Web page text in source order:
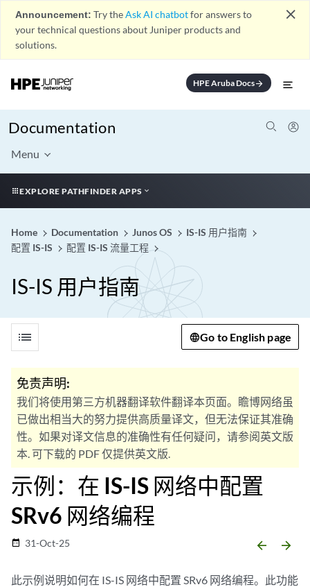
Announcement: Try theAsk AI chatbotfor answers to
your technical questions about Juniper products and
solutions.
close
HPE Aruba Docsarrow_forward
Documentation
Menu
EXPLORE PATHFINDER APPS
Home Documentation Junos OS
IS-IS 用户指南
配置 IS-IS
配置 IS-IS 流量工程
IS-IS 用户指南
list Go to English page
免责声明:
我们将使用第三方机器翻译软件翻译本页面。瞻博网络虽
已做出相当大的努力提供高质量译文，但无法保证其准确
性。如果对译文信息的准确性有任何疑问，请参阅英文版
本. 可下载的 PDF 仅提供英文版.
示例：在 IS-IS 网络中配置
SRv6 网络编程
date_range 31-Oct-25 arrow_backward arrow_forward
此示例说明如何在 IS-IS 网络中配置 SRv6 网络编程。此功能